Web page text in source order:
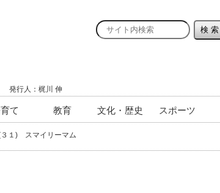
発行人：梶川 伸
て 教育 文化・歴史 スポーツ
３１) スマイリーマム